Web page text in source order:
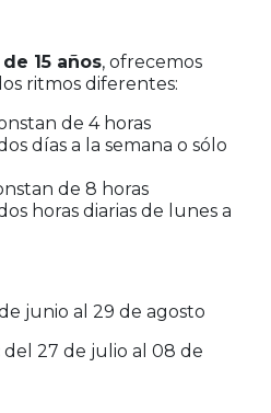
15 años, ofrecemos
ritmos diferentes:
de 4 horas
días a la semana o sólo
de 8 horas
horas diarias de lunes a
junio al 29 de agosto
del 27 de julio al 08 de